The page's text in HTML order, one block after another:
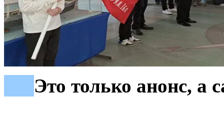
Это только анонс, а